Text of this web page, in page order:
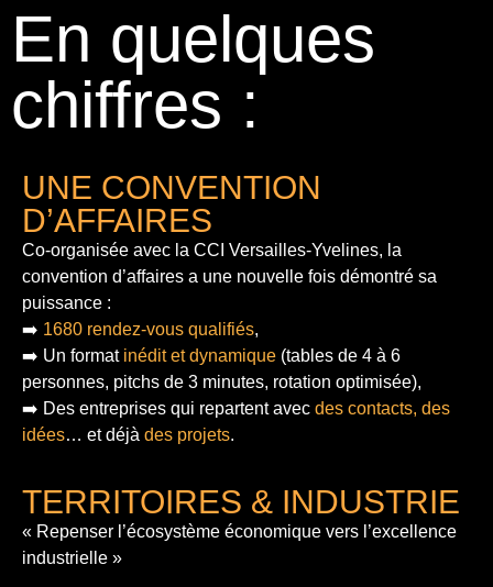
En quelques
chiffres :
UNE CONVENTION
D’AFFAIRES
Co-organisée avec la CCI Versailles-Yvelines, la
convention d’affaires a une nouvelle fois démontré sa
puissance :
➡️ 1680 rendez-vous qualifiés,
➡️ Un format inédit et dynamique (tables de 4 à 6
personnes, pitchs de 3 minutes, rotation optimisée),
➡️ Des entreprises qui repartent avec des contacts, des
idées… et déjà des projets.
TERRITOIRES & INDUSTRIE
« Repenser l’écosystème économique vers l’excellence
industrielle »